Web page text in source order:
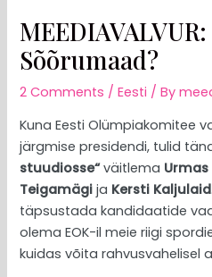
Sõõrumaad?
2 Comments /Eesti / By
Kuna Eesti Olümpiakomitee
järgmise presidendi, tulid
stuudiosse“väitlema
Teigamägi ja Kersti Kaljulaid
täpsustada kandidaatide
olema EOK-il meie riigi
kuidas võita rahvusvahelisel